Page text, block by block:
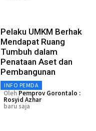
Pelaku UMKM Berhak
Mendapat Ruang
Tumbuh dalam
Penataan Aset dan
Pembangunan
INFO PEMDA
Oleh Pemprov Gorontalo :
Rosyid Azhar
baru saja